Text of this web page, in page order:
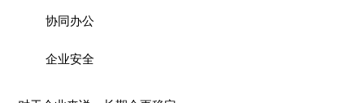
协同办公
企业安全